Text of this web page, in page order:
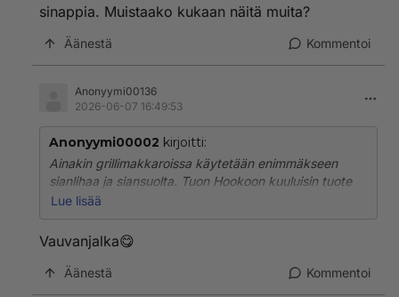
sinappia. Muistaako kukaan näitä muita?
Äänestä Kommentoi
Anonyymi00136
2026-06-07 16:49:53
Anonyymi00002 kirjoitti:
Ainakin grillimakkaroissa käytetään enimmäkseen
sianlihaa ja siansuolta. Tuon Hookoon kuuluisin tuote
tosin on muoviin kääritty leivos, eräänalinen kieroon
Lue lisää
Vauvanjalka😋
Äänestä Kommentoi